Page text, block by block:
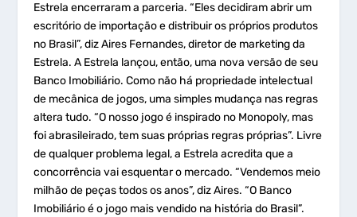
Estrela encerraram a parceria. “Eles decidiram abrir um
escritório de importação e distribuir os próprios produtos
no Brasil”, diz Aires Fernandes, diretor de marketing da
Estrela. A Estrela lançou, então, uma nova versão de seu
Banco Imobiliário. Como não há propriedade intelectual
de mecânica de jogos, uma simples mudança nas regras
altera tudo. “O nosso jogo é inspirado no Monopoly, mas
foi abrasileirado, tem suas próprias regras próprias”. Livre
de qualquer problema legal, a Estrela acredita que a
concorrência vai esquentar o mercado. “Vendemos meio
milhão de peças todos os anos”, diz Aires. “O Banco
Imobiliário é o jogo mais vendido na história do Brasil”.